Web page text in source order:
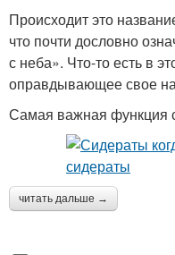
Происходит это
что почти дословно
с неба». Что-то есть в
оправдывающее свое
Самая важная функция
читать дальше →